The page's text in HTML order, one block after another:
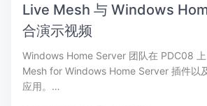
Live Mesh 与 Windows
合演示视频
Windows Home Server 团队在 PDC08
Mesh for Windows Home Server 插件以
应用。…